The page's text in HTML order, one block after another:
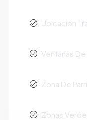
Ubicación
Ventanas De
Zona De
Zonas